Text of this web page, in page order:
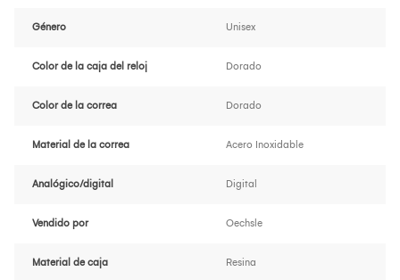
Género Unisex
Color de la caja del reloj Dorado
Color de la correa Dorado
Material de la correa Acero Inoxidable
Analógico/digital Digital
Vendido por Oechsle
Material de caja Resina